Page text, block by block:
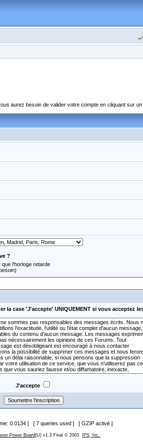
aurez besoin de valider votre compte en cliquant sur un
?
l'horloge retarde
la case 'J'accepte' UNIQUEMENT si vous acceptez
J'accepte
0.0134 ] [ 7 queries used ] [ GZIP activé ]
Power Board(U) v1.3 Final © 2003 IPS, Inc.